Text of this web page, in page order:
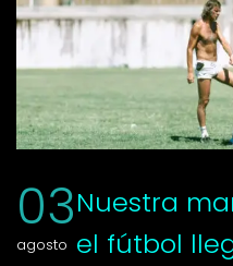
03
agosto
Nuestra
el fútbol